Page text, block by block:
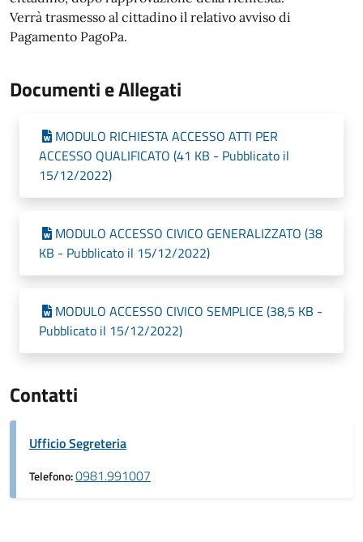
Verrà trasmesso al cittadino il relativo avviso di
Pagamento PagoPa.
Documenti e Allegati
MODULO RICHIESTA ACCESSO ATTI PER
ACCESSO QUALIFICATO (41 KB - Pubblicato il
15/12/2022)
MODULO ACCESSO CIVICO GENERALIZZATO (38
KB - Pubblicato il 15/12/2022)
MODULO ACCESSO CIVICO SEMPLICE (38,5 KB -
Pubblicato il 15/12/2022)
Contatti
Ufficio Segreteria
Telefono:0981.991007